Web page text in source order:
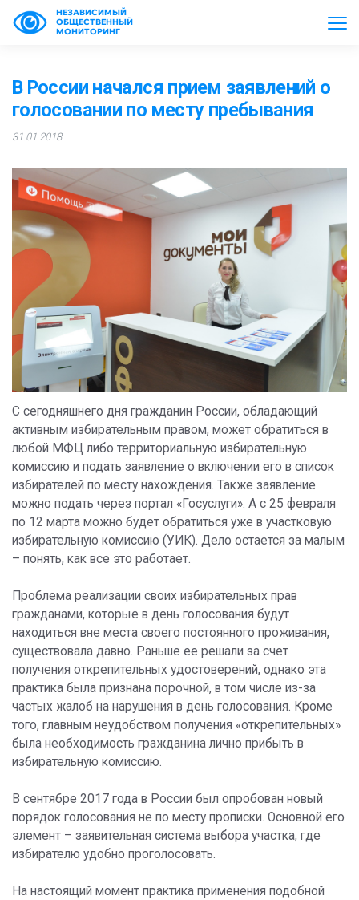
НЕЗАВИСИМЫЙ
ОБЩЕСТВЕННЫЙ
МОНИТОРИНГ
В России начался прием заявлений о
голосовании по месту пребывания
31.01.2018
С сегодняшнего дня гражданин России, обладающий
активным избирательным правом, может обратиться в
любой МФЦ либо территориальную избирательную
комиссию и подать заявление о включении его в список
избирателей по месту нахождения. Также заявление
можно подать через портал «Госуслуги». А с 25 февраля
по 12 марта можно будет обратиться уже в участковую
избирательную комиссию (УИК). Дело остается за малым
– понять, как все это работает.
Проблема реализации своих избирательных прав
гражданами, которые в день голосования будут
находиться вне места своего постоянного проживания,
существовала давно. Раньше ее решали за счет
получения открепительных удостоверений, однако эта
практика была признана порочной, в том числе из-за
частых жалоб на нарушения в день голосования. Кроме
того, главным неудобством получения «открепительных»
была необходимость гражданина лично прибыть в
избирательную комиссию.
В сентябре 2017 года в России был опробован новый
порядок голосования не по месту прописки. Основной его
элемент – заявительная система выбора участка, где
избирателю удобно проголосовать.
На настоящий момент практика применения подобной